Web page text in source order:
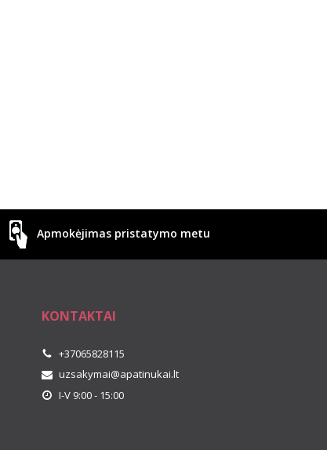
Apmokėjimas pristatymo metu
KONTAKTAI
+37065828115
uzsakymai@apatinukai.lt
I-V 9:00 - 15:00